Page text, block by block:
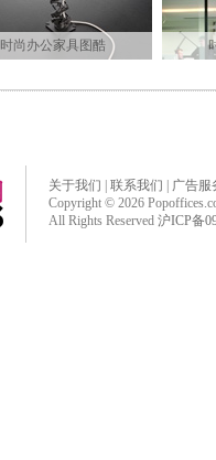
时尚办公家具图酷